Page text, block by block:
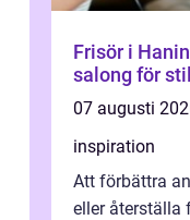
Frisör i
salong för
07 augusti
inspiration
Att förbättra
eller återställa